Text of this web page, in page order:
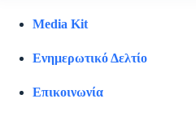
Media Kit
Ενημερωτικό Δελτίο
Επικοινωνία